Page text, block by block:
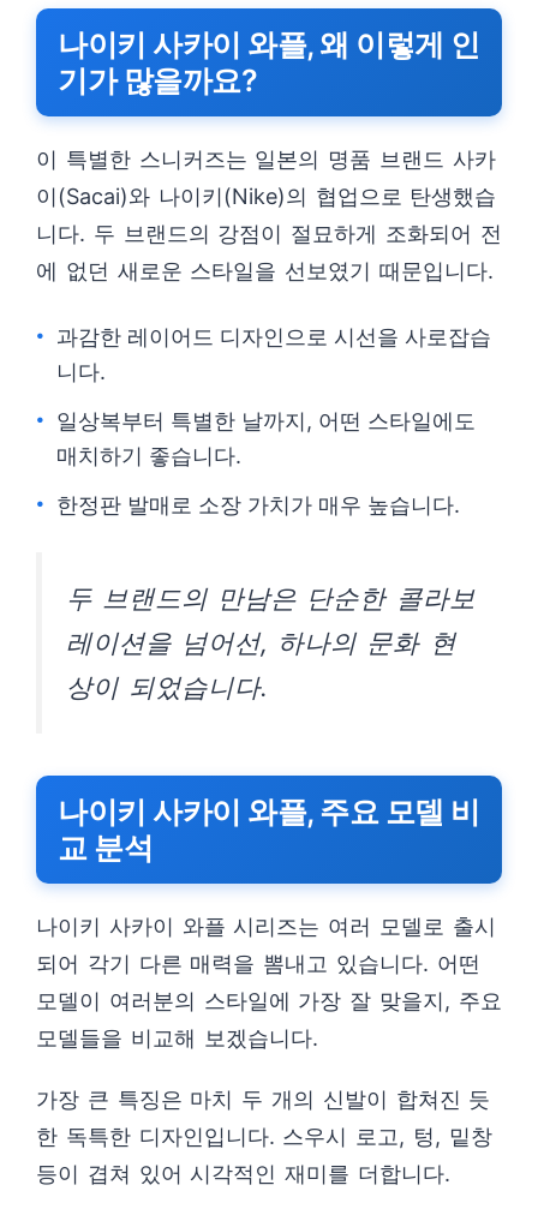
나이키 사카이 와플, 왜 이렇게 인
기가 많을까요?
이 특별한 스니커즈는 일본의 명품 브랜드 사카
이(Sacai)와 나이키(Nike)의 협업으로 탄생했습
니다. 두 브랜드의 강점이 절묘하게 조화되어 전
에 없던 새로운 스타일을 선보였기 때문입니다.
과감한 레이어드 디자인으로 시선을 사로잡습
니다.
일상복부터 특별한 날까지, 어떤 스타일에도
매치하기 좋습니다.
한정판 발매로 소장 가치가 매우 높습니다.
두 브랜드의 만남은 단순한 콜라보
레이션을 넘어선, 하나의 문화 현
상이 되었습니다.
나이키 사카이 와플, 주요 모델 비
교 분석
나이키 사카이 와플 시리즈는 여러 모델로 출시
되어 각기 다른 매력을 뽐내고 있습니다. 어떤
모델이 여러분의 스타일에 가장 잘 맞을지, 주요
모델들을 비교해 보겠습니다.
가장 큰 특징은 마치 두 개의 신발이 합쳐진 듯
한 독특한 디자인입니다. 스우시 로고, 텅, 밑창
등이 겹쳐 있어 시각적인 재미를 더합니다.